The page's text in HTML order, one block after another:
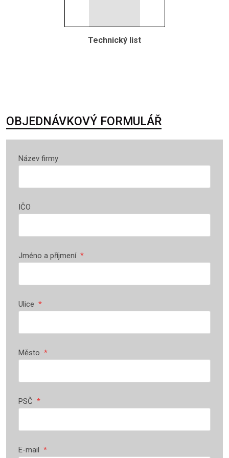
Technický list
OBJEDNÁVKOVÝ FORMULÁŘ
Název firmy
IČO
Jméno a příjmení *
Ulice *
Město *
PSČ *
E-mail *